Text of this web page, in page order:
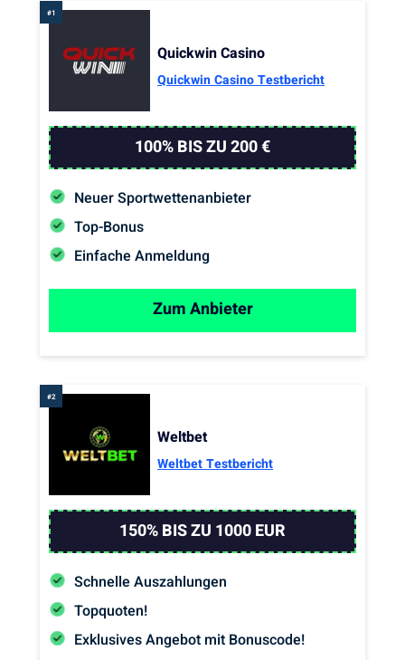
Quickwin Casino
Quickwin Casino Testbericht
Neuer Sportwettenanbieter
Top-Bonus
Einfache Anmeldung
100% BIS ZU 200 €
Zum Anbieter
Weltbet
Weltbet Testbericht
Schnelle Auszahlungen
Topquoten!
Exklusives Angebot mit Bonuscode!
150% BIS ZU 1000 EUR